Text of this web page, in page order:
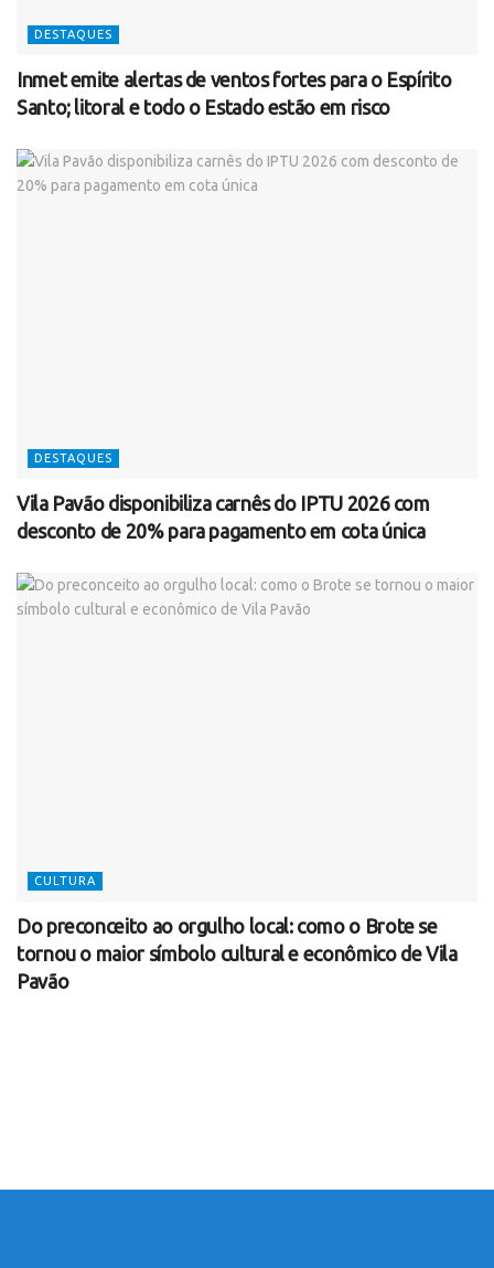
DESTAQUES
Inmet emite alertas de ventos fortes para o Espírito
Santo; litoral e todo o Estado estão em risco
DESTAQUES
Vila Pavão disponibiliza carnês do IPTU 2026 com
desconto de 20% para pagamento em cota única
CULTURA
Do preconceito ao orgulho local: como o Brote se
tornou o maior símbolo cultural e econômico de Vila
Pavão